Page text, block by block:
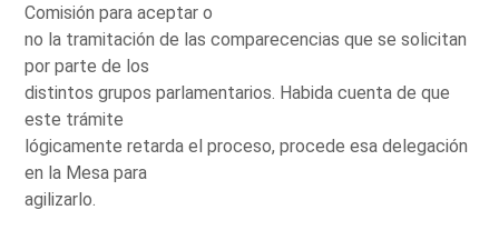
Comisión para aceptar o
no la tramitación de las comparecencias que se solicitan
por parte de los
distintos grupos parlamentarios. Habida cuenta de que
este trámite
lógicamente retarda el proceso, procede esa delegación
en la Mesa para
agilizarlo.